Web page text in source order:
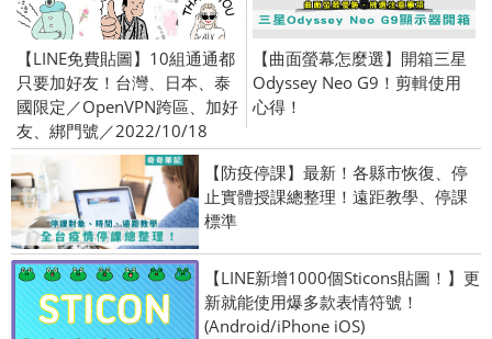
【LINE免費貼圖】10組通通都
只要加好友！台灣、日本、泰
國限定／OpenVPN跨區、加好
友、綁門號／2022/10/18
【曲面螢幕怎麼選】開箱三星
Odyssey Neo G9！剪輯使用
心得！
【防疫停課】最新！各縣市恢復、停
止實體授課總整理！遠距教學、停課
標準
【LINE新增1000個Sticons貼圖！】更
新就能使用爆多款表情符號！
(Android/iPhone iOS)